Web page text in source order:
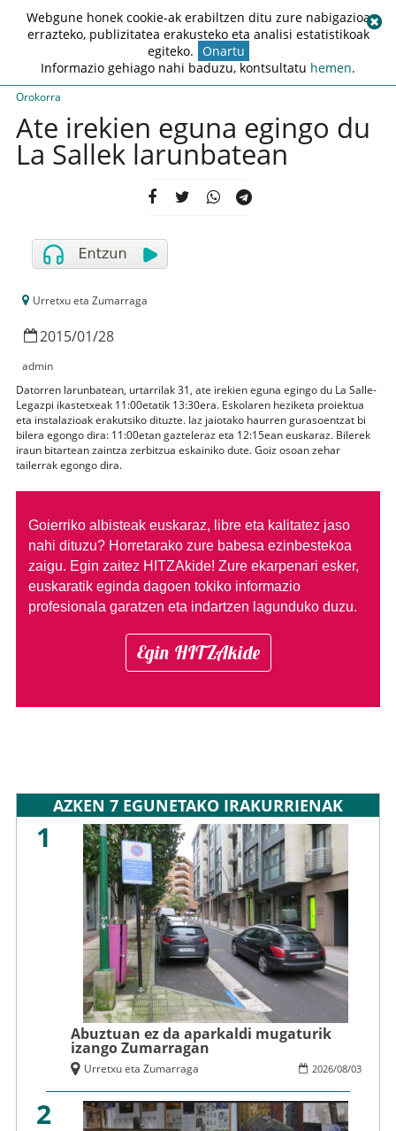
Orokorra
Ate irekien eguna egingo du
La Sallek larunbatean
Urretxu eta Zumarraga
2015/01/28
admin
Datorren larunbatean, urtarrilak 31, ate irekien eguna egingo du La Salle-
Legazpi ikastetxeak 11:00etatik 13:30era. Eskolaren heziketa proiektua
eta instalazioak erakutsiko dituzte. Iaz jaiotako haurren gurasoentzat bi
bilera egongo dira: 11:00etan gazteleraz eta 12:15ean euskaraz. Bilerek
iraun bitartean zaintza zerbitzua eskainiko dute. Goiz osoan zehar
tailerrak egongo dira.
Goierriko albisteak euskaraz, libre eta kalitatez jaso
nahi dituzu? Horretarako zure babesa ezinbestekoa
zaigu. Egin zaitez HITZAkide! Zure ekarpenari esker,
euskaratik eginda dagoen tokiko informazio
profesionala garatzen eta indartzen lagunduko duzu.
Egin HITZAkide
AZKEN 7 EGUNETAKO IRAKURRIENAK
1
Abuztuan ez da aparkaldi mugaturik
izango Zumarragan
2026/08/03
Urretxu eta Zumarraga
2
Webgune honek cookie-ak erabiltzen ditu zure nabigazioa
errazteko, publizitatea erakusteko eta analisi estatistikoak
egiteko. Onartu
Informazio gehiago nahi baduzu, kontsultatu hemen.